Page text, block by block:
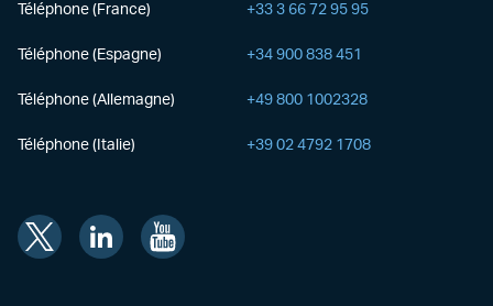
Téléphone (France) +33 3 66 72 95 95
Téléphone (Espagne) +34 900 838 451
Téléphone (Allemagne) +49 800 1002328
Téléphone (Italie) +39 02 4792 1708